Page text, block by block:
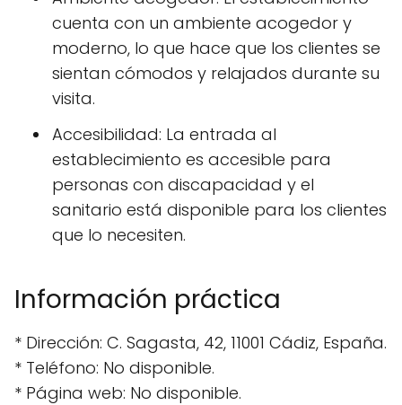
cuenta con un ambiente acogedor y
moderno, lo que hace que los clientes se
sientan cómodos y relajados durante su
visita.
Accesibilidad: La entrada al
establecimiento es accesible para
personas con discapacidad y el
sanitario está disponible para los clientes
que lo necesiten.
Información práctica
* Dirección: C. Sagasta, 42, 11001 Cádiz, España.
* Teléfono: No disponible.
* Página web: No disponible.